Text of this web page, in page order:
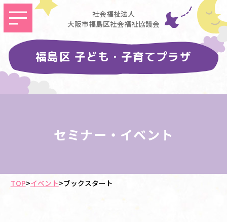
社会福祉法人
大阪市福島区社会福祉協議会
福島区 子ども・子育てプラザ
セミナー・イベント
TOP>イベント>ブックスタート